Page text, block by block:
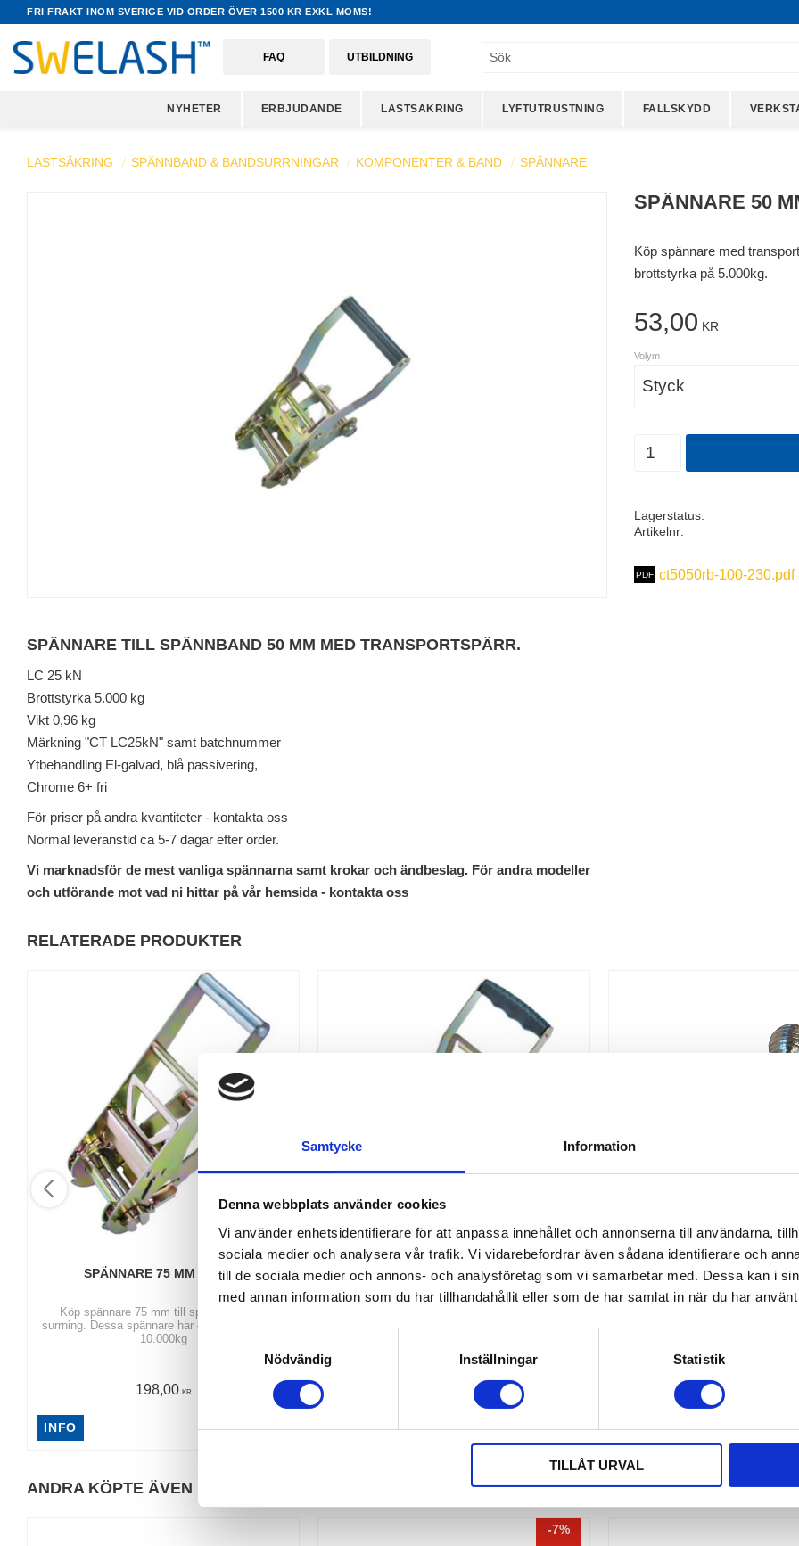
Samtycke Information
Denna webbplats använder cookies
Vi använder enhetsidentifierare för att anpassa innehållet och annonserna till användarna,
sociala medier och analysera vår trafik. Vi vidarebefordrar även sådana identifierare och
till de sociala medier och annons- och analysföretag som vi samarbetar med. Dessa kan i
med annan information som du har tillhandahållit eller som de har samlat in när du har
s
Nödvändig Inställningar Statistik
TILLÅT URVAL
FRI FRAKT INOM SVERIGE VID ORDER ÖVER 1500 KR EXKL MOMS!
FAQ UTBILDNING
NYHETER ERBJUDANDE LASTSÄKRING LYFTUTRUSTNING FALLSKYDD
LASTSÄKRING SPÄNNBAND & BANDSURRNINGAR KOMPONENTER & BAND SPÄNNARE
SPÄNNARE 50
Köp spännare med
brottstyrka på 5.000kg.
53,00 KR
Volym
Lagerstatus
Artikelnr
ct5050rb-100-230.pdf
SPÄNNARE TILL SPÄNNBAND 50 MM MED TRANSPORTSPÄRR.
LC 25 kN
Brottstyrka 5.000 kg
Vikt 0,96 kg
Märkning "CT LC25kN" samt batchnummer
Ytbehandling El-galvad, blå passivering,
Chrome 6+ fri
För priser på andra kvantiteter - kontakta oss
Normal leveranstid ca 5-7 dagar efter order.
Vi marknadsför de mest vanliga spännarna samt krokar och ändbeslag. För andra modeller
och utförande mot vad ni hittar på vår hemsida - kontakta oss
RELATERADE PRODUKTER
SPÄNNARE 75 MM 10 TON
Köp spännare 75 mm till spännband och
surrning. Dessa spännare har en brottstyrka på
10.000kg
198,00 KR
INFO
SPÄNNARE ERGO 50 MM 5 TON
spänning samt förlängt handtag. Brottstyrka på
KR
INFO
EKERIHANTEL 5 TON
50 mm | Spännband 50 mm |
81,00
KÖP
ANDRA KÖPTE ÄVEN
7%